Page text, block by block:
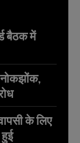
बैठक में
के लिए